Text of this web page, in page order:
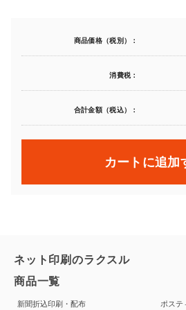
商品価格（税別）：
消費税：
合計金額（税込）：
カートに追加
ネット印刷のラクスル
商品一覧
新聞折込印刷・配布
ポステ